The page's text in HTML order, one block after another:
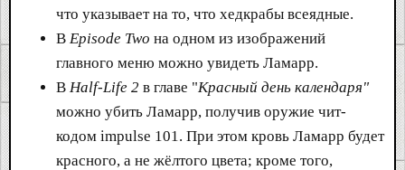
что указывает на то, что хедкрабы всеядные.
В Episode Two на одном из изображений
главного меню можно увидеть Ламарр.
В Half-Life 2 в главе "Красный день календаря"
можно убить Ламарр, получив оружие чит-
кодом impulse 101. При этом кровь Ламарр будет
красного, а не жёлтого цвета; кроме того,